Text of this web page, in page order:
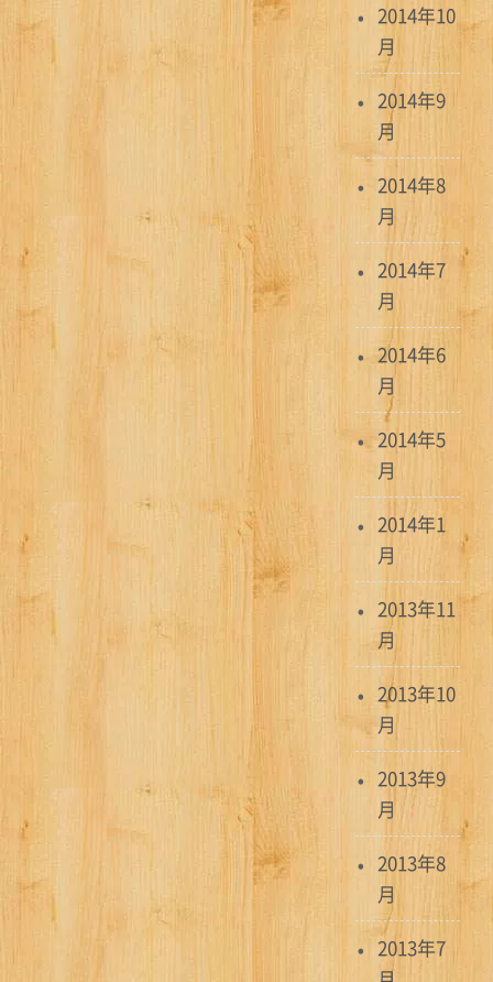
2014年10
月
2014年9
月
2014年8
月
2014年7
月
2014年6
月
2014年5
月
2014年1
月
2013年11
月
2013年10
月
2013年9
月
2013年8
月
2013年7